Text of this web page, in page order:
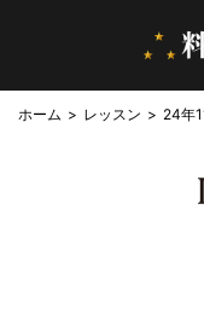
ホーム レッスン 24年